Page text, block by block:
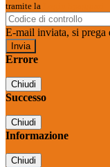
tramite la
E-mail inviata, si prega
Errore
Chiudi
Successo
Chiudi
Informazione
Chiudi